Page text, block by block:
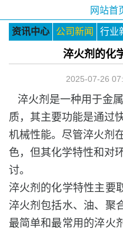
网站首
资讯中心 公司新闻 行业
淬火剂的化
2025-07-26
淬火剂是一种用于金
质，其主要功能是通过
机械性能。尽管淬火剂
色，但其化学特性和对
讨。
淬火剂的化学特性主要
淬火剂包括水、油、聚
最简单和最常用的淬火